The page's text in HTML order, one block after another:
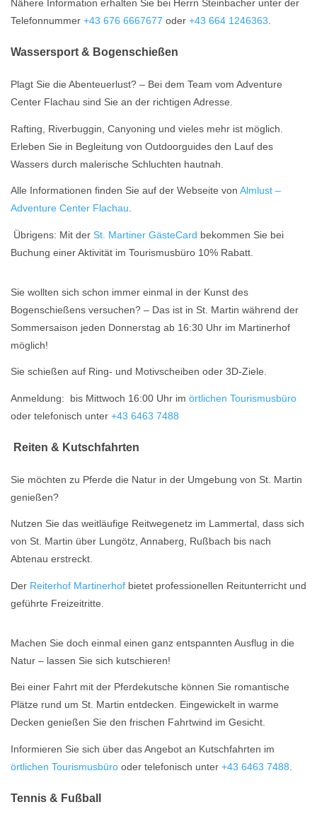
Nähere Information erhalten Sie bei Herrn Steinbacher unter der
Telefonnummer +43 676 6667677 oder +43 664 1246363
Wassersport & Bogenschießen
Plagt Sie die Abenteuerlust? – Bei dem Team vom Adventure
Center Flachau sind Sie an der richtigen Adresse.
Rafting, Riverbuggin, Canyoning und vieles mehr ist möglich.
Erleben Sie in Begleitung von Outdoorguides den Lauf des
Wassers durch malerische Schluchten hautnah.
Alle Informationen finden Sie auf der Webseite von Almlust –
Adventure Center Flachau
Übrigens: Mit der St. Martiner GästeCard bekommen Sie bei
Buchung einer Aktivität im Tourismusbüro 10% Rabatt.
Sie wollten sich schon immer einmal in der Kunst des
Bogenschießens versuchen? – Das ist in St. Martin während der
Sommersaison jeden Donnerstag ab 16:30 Uhr im Martinerhof
möglich!
Sie schießen auf Ring- und Motivscheiben oder 3D-Ziele.
Anmeldung: bis Mittwoch 16:00 Uhr im örtlichen Tourismusbüro
oder telefonisch unter +43 6463 7488
Reiten & Kutschfahrten
Sie möchten zu Pferde die Natur in der Umgebung von St. Martin
genießen?
Nutzen Sie das weitläufige Reitwegenetz im Lammertal, dass sich
von St. Martin über Lungötz, Annaberg, Rußbach bis nach
Abtenau erstreckt.
Der Reiterhof Martinerhof bietet professionellen Reitunterricht und
geführte Freizeitritte.
Machen Sie doch einmal einen ganz entspannten Ausflug in die
Natur – lassen Sie sich kutschieren!
Bei einer Fahrt mit der Pferdekutsche können Sie romantische
Plätze rund um St. Martin entdecken. Eingewickelt in warme
Decken genießen Sie den frischen Fahrtwind im Gesicht.
Informieren Sie sich über das Angebot an Kutschfahrten im
örtlichen Tourismusbüro oder telefonisch unter +43 6463 7488
Tennis & Fußball